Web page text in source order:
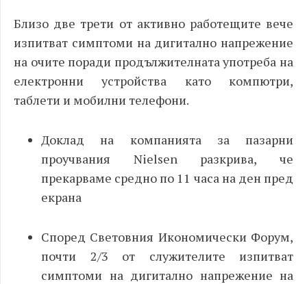
Близо две трети от активно работещите вече
изпитват симптоми на дигитално напрежение
на очите поради продължителната употреба на
електронни устройства като компютри,
таблети и мобилни телефони.
Доклад на компанията за пазарни
проучвания Nielsen разкрива, че
прекарваме средно по 11 часа на ден пред
екрана
Според Световния Икономически Форум,
почти 2/3 от служителите изпитват
симптоми на дигитално напрежение на